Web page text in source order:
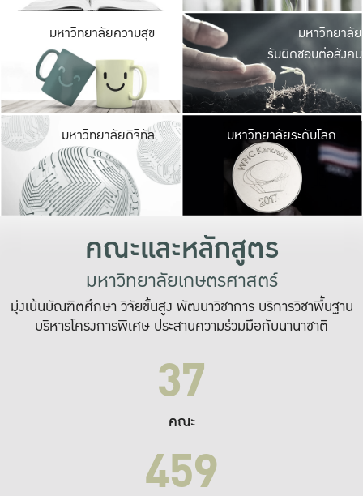
มหาวิทยาลัยความสุข มหาวิ
ค
เปิดประ
และพบเรื่องราวใ
มหาวิทยาลัย
รับผิดชอบต่อสังคม
มหาวิทยาลัยดิจิทัล มหาวิ
เปลี่ยนแปลง แล
เพื่อทำง
ระบบสารสนเทศ
มหาวิทยาลัยระดับโลก
คณะและหลักสูตร
มหาวิทยาลัยเกษตรศาสตร์
มุ่งเน้นบัณฑิตศึกษา วิจัยขั้นสูง พัฒนาวิชาการ บริการวิชาพื้นฐาน
บริหารโครงการพิเศษ ประสานความร่วมมือกับนานาชาติ
37
คณะ
459